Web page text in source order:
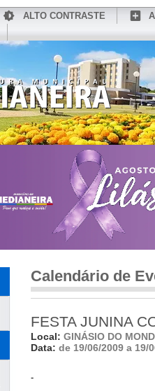
ALTO CONTRASTE
CONHEÇA MEDIANEIRA
Calendário de
FESTA JUNINA
Local: GINÁSIO DO
Data: de 19/06/2009 a 19/
-